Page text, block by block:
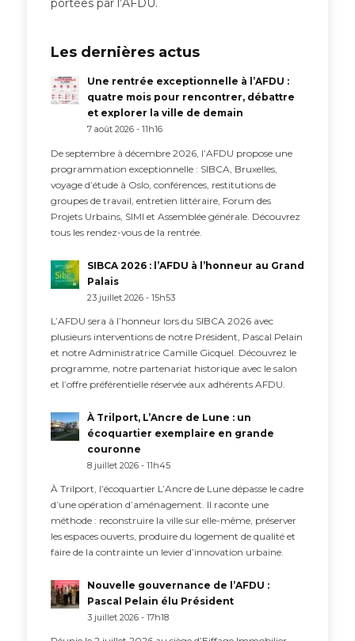
Les dernières actus
Une rentrée exceptionnelle à l’AFDU :
quatre mois pour rencontrer, débattre
et explorer la ville de demain
7 août 2026 - 11h16
De septembre à décembre 2026, l’AFDU propose une
programmation exceptionnelle : SIBCA, Bruxelles,
voyage d’étude à Oslo, conférences, restitutions de
groupes de travail, entretien littéraire, Forum des
Projets Urbains, SIMI et Assemblée générale. Découvrez
tous les rendez-vous de la rentrée.
SIBCA 2026 : l’AFDU à l’honneur au Grand
Palais
23 juillet 2026 - 15h53
L’AFDU sera à l’honneur lors du SIBCA 2026 avec
plusieurs interventions de notre Président, Pascal Pelain
et notre Administratrice Camille Gicquel. Découvrez le
programme, notre partenariat historique avec le salon
et l’offre préférentielle réservée aux adhérents AFDU.
À Trilport, L’Ancre de Lune : un
écoquartier exemplaire en grande
couronne
8 juillet 2026 - 11h45
À Trilport, l’écoquartier L’Ancre de Lune dépasse le cadre
d’une opération d’aménagement. Il raconte une
méthode : reconstruire la ville sur elle-même, préserver
les espaces ouverts, produire du logement de qualité et
faire de la contrainte un levier d’innovation urbaine.
Nouvelle gouvernance de l’AFDU :
Pascal Pelain élu Président
3 juillet 2026 - 17h18